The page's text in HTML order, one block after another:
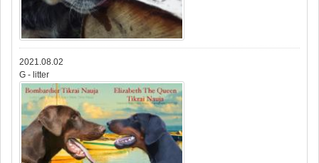
2021.08.02
G - litter